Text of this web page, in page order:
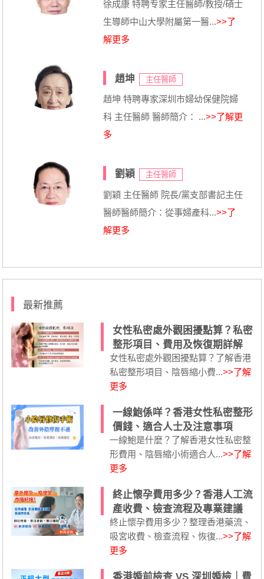
徐成康 特聘专家主任醫師/教授/碩士
生導師中山大學附屬第一醫...>>了
解更多
趙坤 主任醫師
趙坤 特聘專家深圳市婦幼保健院婦
科 主任醫師 醫師簡介： ...>>了解更
多
劉穎 主任醫師
劉穎 主任醫師 院長/黨支部書記主任
醫師醫師簡介：從事婦產科...>>了
解更多
最新推薦
女性私密處外觀困擾點算？私密
整形項目、費用及恢復期詳解
女性私密處外觀困擾點算？了解香港
私密整形項目、陰唇縮小費...>>了解
更多
一線鮑係咩？香港女性私密整形
價錢、適合人士及注意事項
一線鮑是什麼？了解香港女性私密整
形費用、陰唇縮小術適合人...>>了解
更多
終止懷孕費用多少？香港人工流
產收費、檢查流程及專業建議
終止懷孕費用多少？整理香港藥流、
吸宮收費、檢查流程、恢復...>>了解
更多